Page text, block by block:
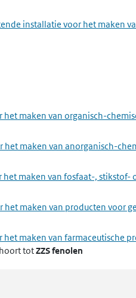
installatie voor het maken
maken van organisch-
maken van anorganisch-
maken van fosfaat-,
maken van producten voor
maken van farmaceutische
totZZS fenolen